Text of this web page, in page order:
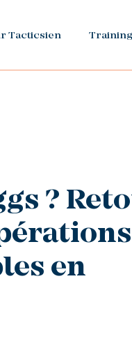
Tacticsien
?
en